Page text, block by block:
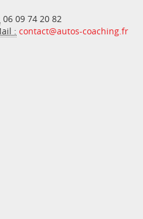
06 09 74 20 82
: contact@autos-coaching.fr